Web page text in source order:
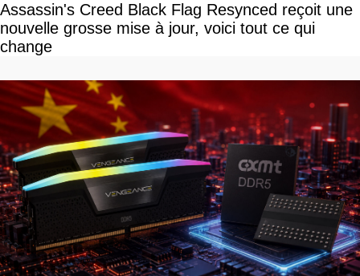
Assassin's Creed Black Flag Resynced reçoit une
nouvelle grosse mise à jour, voici tout ce qui
change